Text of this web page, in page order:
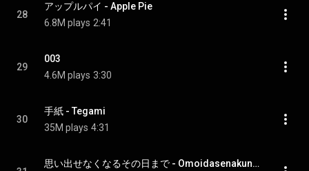
28
アップルパイ - Apple Pie
6.8M plays 2:41
29
003
4.6M plays 3:30
30
手紙 - Tegami
35M plays 4:31
思い出せなくなるその日まで - Omoidasenakunaru Sonohimade